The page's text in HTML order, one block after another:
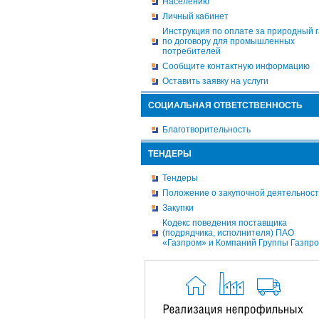
Личный кабинет
Инструкция по оплате за природный
по договору для промышленных
потребителей
Сообщите контактную информацию
Оставить заявку на услуги
СОЦИАЛЬНАЯ ОТВЕТСТВЕННОСТЬ
Благотворительность
ТЕНДЕРЫ
Тендеры
Положение о закупочной
Закупки
Кодекс поведения поставщика
(подрядчика, исполнителя) ПАО
«Газпром» и Компаний Группы